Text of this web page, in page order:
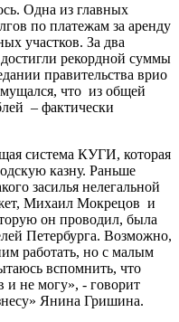
Одна из главных
по платежам за аренду
участков. За два
рекордной суммы
правительства врио
что из общей
– фактически
система КУГИ, которая
казну. Раньше
засилья нелегальной
Михаил Мокрецов и
он проводил, была
Петербурга. Возможно,
работать, но с малым
вспомнить, что
не могу», - говорит
Янина Гришина.